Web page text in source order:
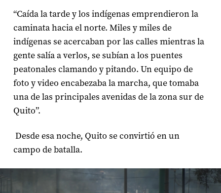
“Caída la tarde y los indígenas emprendieron la
caminata hacia el norte. Miles y miles de
indígenas se acercaban por las calles mientras la
gente salía a verlos, se subían a los puentes
peatonales clamando y pitando. Un equipo de
foto y video encabezaba la marcha, que tomaba
una de las principales avenidas de la zona sur de
Quito”.
Desde esa noche, Quito se convirtió en un
campo de batalla.